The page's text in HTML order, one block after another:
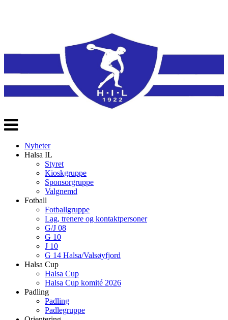
Veksle
navigasjon
Nyheter
Halsa IL
Styret
Kioskgruppe
Sponsorgruppe
Valgnemd
Fotball
Fotballgruppe
Lag, trenere og kontaktpersoner
G/J 08
G 10
J 10
G 14 Halsa/Valsøyfjord
Halsa Cup
Halsa Cup
Halsa Cup komité 2026
Padling
Padling
Padlegruppe